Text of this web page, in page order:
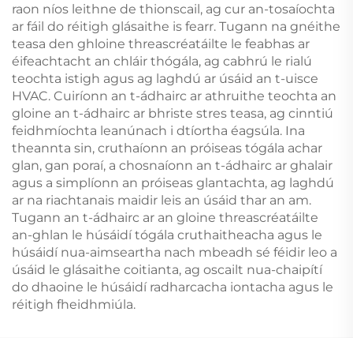
raon níos leithne de thionscail, ag cur an-tosaíochta
ar fáil do réitigh glásaithe is fearr. Tugann na gnéithe
teasa den ghloine threascréatáilte le feabhas ar
éifeachtacht an chláir thógála, ag cabhrú le rialú
teochta istigh agus ag laghdú ar úsáid an t-uisce
HVAC. Cuiríonn an t-ádhairc ar athruithe teochta an
gloine an t-ádhairc ar bhriste stres teasa, ag cinntiú
feidhmíochta leanúnach i dtíortha éagsúla. Ina
theannta sin, cruthaíonn an próiseas tógála achar
glan, gan poraí, a chosnaíonn an t-ádhairc ar ghalair
agus a simplíonn an próiseas glantachta, ag laghdú
ar na riachtanais maidir leis an úsáid thar an am.
Tugann an t-ádhairc ar an gloine threascréatáilte
an-ghlan le húsáidí tógála cruthaitheacha agus le
húsáidí nua-aimseartha nach mbeadh sé féidir leo a
úsáid le glásaithe coitianta, ag oscailt nua-chaipítí
do dhaoine le húsáidí radharcacha iontacha agus le
réitigh fheidhmiúla.